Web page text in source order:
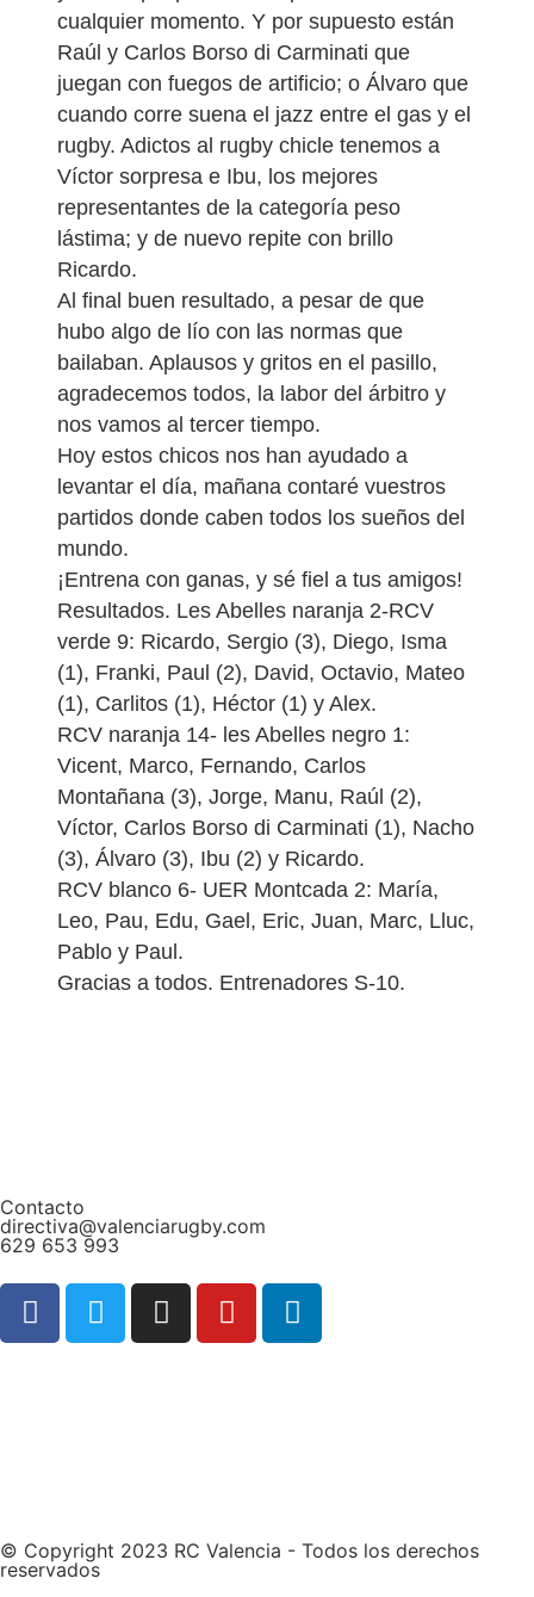
cualquier momento. Y por supuesto están
Raúl y Carlos Borso di Carminati que
juegan con fuegos de artificio; o Álvaro que
cuando corre suena el jazz entre el gas y el
rugby. Adictos al rugby chicle tenemos a
Víctor sorpresa e Ibu, los mejores
representantes de la categoría peso
lástima; y de nuevo repite con brillo
Ricardo.
Al final buen resultado, a pesar de que
hubo algo de lío con las normas que
bailaban. Aplausos y gritos en el pasillo,
agradecemos todos, la labor del árbitro y
nos vamos al tercer tiempo.
Hoy estos chicos nos han ayudado a
levantar el día, mañana contaré vuestros
partidos donde caben todos los sueños del
mundo.
¡Entrena con ganas, y sé fiel a tus amigos!
Resultados. Les Abelles naranja 2-RCV
verde 9: Ricardo, Sergio (3), Diego, Isma
(1), Franki, Paul (2), David, Octavio, Mateo
(1), Carlitos (1), Héctor (1) y Alex.
RCV naranja 14- les Abelles negro 1:
Vicent, Marco, Fernando, Carlos
Montañana (3), Jorge, Manu, Raúl (2),
Víctor, Carlos Borso di Carminati (1), Nacho
(3), Álvaro (3), Ibu (2) y Ricardo.
RCV blanco 6- UER Montcada 2: María,
Leo, Pau, Edu, Gael, Eric, Juan, Marc, Lluc,
Pablo y Paul.
Gracias a todos. Entrenadores S-10.
Contacto
directiva@valenciarugby.com
629 653 993
© Copyright 2023 RC Valencia - Todos los derechos
reservados